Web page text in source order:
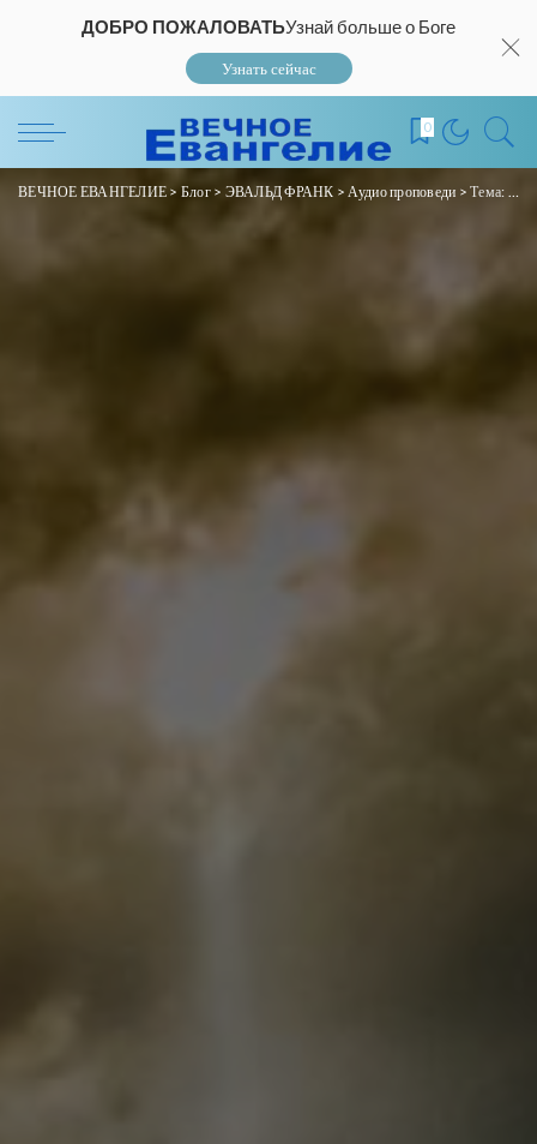
ДОБРО ПОЖАЛОВАТЬУзнай больше о Боге
Узнать сейчас
0
ВЕЧНОЕ ЕВАНГЕЛИЕ > Блог> ЭВАЛЬД ФРАНК >Аудио проповеди >Тема: «Призваны Богом, несены Богом и водимы Богом!» Исх. 19:4-6